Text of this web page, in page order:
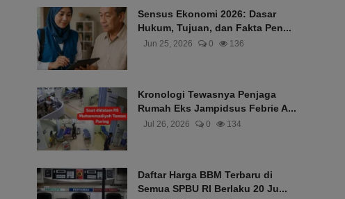
Sensus Ekonomi 2026: Dasar
Hukum, Tujuan, dan Fakta Pen...
Jun 25, 2026 0 136
Kronologi Tewasnya Penjaga
Rumah Eks Jampidsus Febrie A...
Jul 26, 2026 0 134
Daftar Harga BBM Terbaru di
Semua SPBU RI Berlaku 20 Ju...